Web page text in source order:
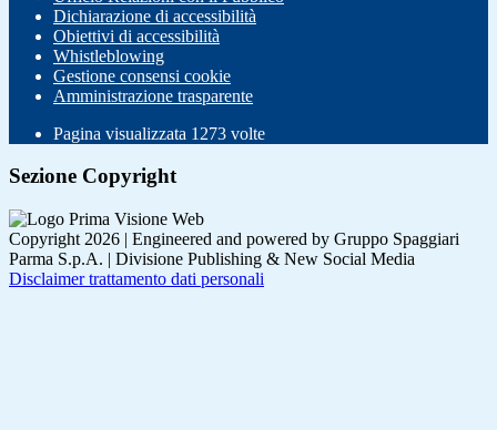
Dichiarazione di accessibilità
Obiettivi di accessibilità
Whistleblowing
Gestione consensi cookie
Amministrazione trasparente
Pagina visualizzata 1273 volte
Sezione Copyright
Copyright 2026 | Engineered and powered by Gruppo Spaggiari
Parma S.p.A. | Divisione Publishing & New Social Media
Disclaimer trattamento dati personali